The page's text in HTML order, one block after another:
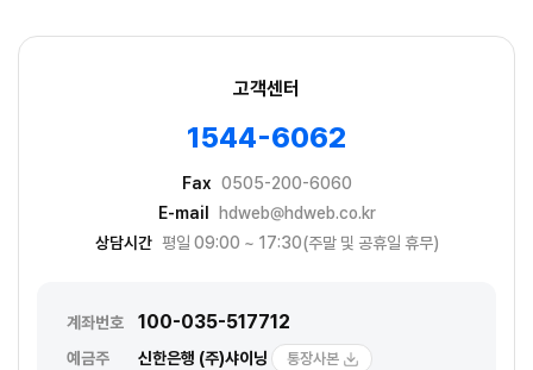
고객센터
1544-6062
Fax 0505-200-6060
E-mail
hdweb@hdweb.co.kr
상담시간 평일 09:00 ~ 17:30(주말 및 공휴일 휴무)
계좌번호 100-035-517712
예금주 신한은행 (주)샤이닝 통장사본